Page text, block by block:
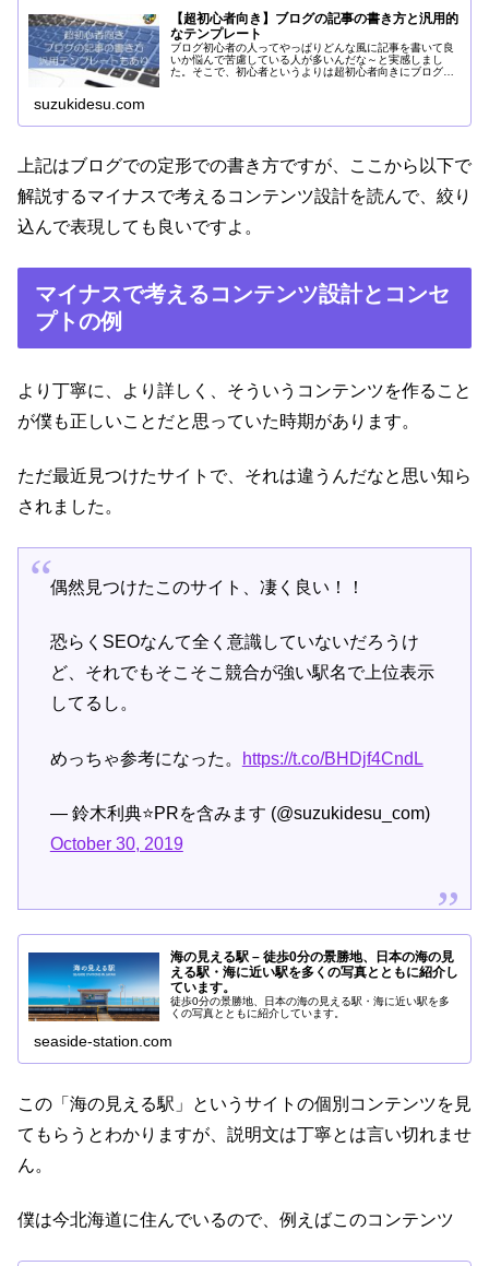
【超初心者向き】ブログの記事の書き方と汎用的
なテンプレート
ブログ初心者の人ってやっぱりどんな風に記事を書いて良
いか悩んで苦慮している人が多いんだな～と実感しまし
た。そこで、初心者というよりは超初心者向きにブログの
suzukidesu.com
上記はブログでの定形での書き方ですが、ここから以下で
解説するマイナスで考えるコンテンツ設計を読んで、絞り
込んで表現しても良いですよ。
マイナスで考えるコンテンツ設計とコンセ
プトの例
より丁寧に、より詳しく、そういうコンテンツを作ること
が僕も正しいことだと思っていた時期があります。
ただ最近見つけたサイトで、それは違うんだなと思い知ら
されました。
偶然見つけたこのサイト、凄く良い！！
恐らくSEOなんて全く意識していないだろうけ
ど、それでもそこそこ競合が強い駅名で上位表示
してるし。
めっちゃ参考になった。 https://t.co/BHDjf4CndL
— 鈴木利典⭐️PRを含みます (@suzukidesu_com)
October 30, 2019
海の見える駅 – 徒歩0分の景勝地、日本の海の見
える駅・海に近い駅を多くの写真とともに紹介し
ています。
徒歩0分の景勝地、日本の海の見える駅・海に近い駅を多
くの写真とともに紹介しています。
seaside-station.com
この「海の見える駅」というサイトの個別コンテンツを見
てもらうとわかりますが、説明文は丁寧とは言い切れませ
ん。
僕は今北海道に住んでいるので、例えばこのコンテンツ